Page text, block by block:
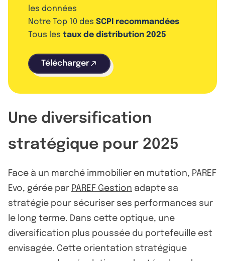
les données
Notre Top 10 des SCPI recommandées
Tous les taux de distribution 2025
Télécharger
Une diversification
stratégique pour 2025
Face à un marché immobilier en mutation, PAREF
Evo, gérée par PAREF Gestion adapte sa
stratégie pour sécuriser ses performances sur
le long terme. Dans cette optique, une
diversification plus poussée du portefeuille est
envisagée. Cette orientation stratégique